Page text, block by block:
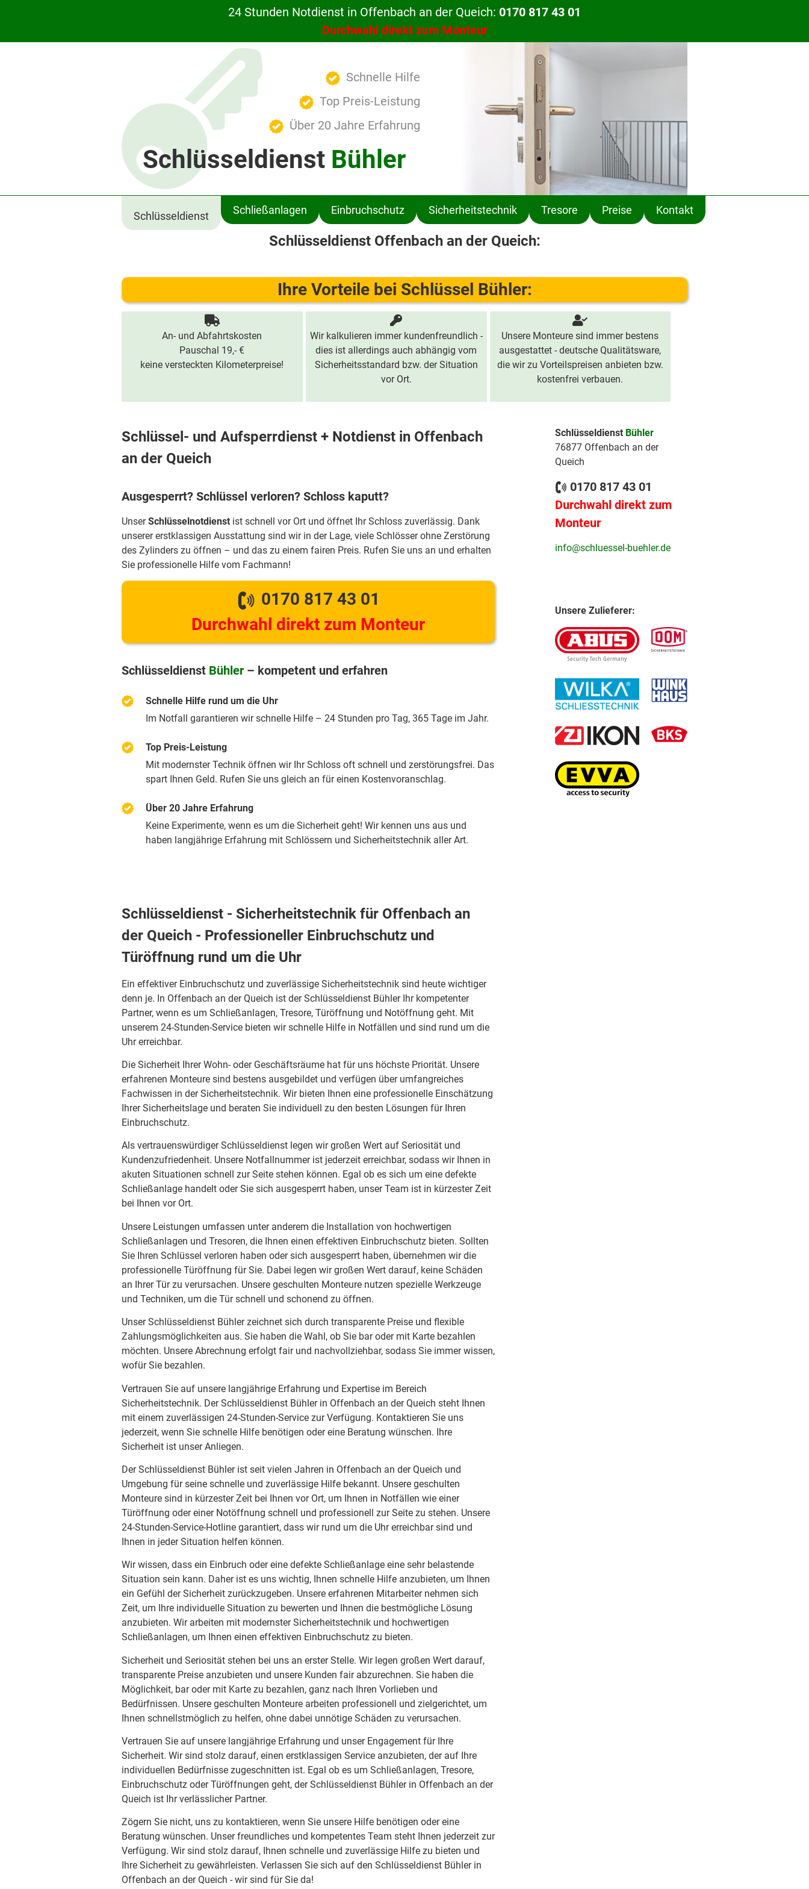
24 Stunden Notdienst in Offenbach an der Queich: 0170 817 43 01
Durchwahl direkt zum Monteur
Schnelle Hilfe
Top Preis-Leistung
Über 20 Jahre Erfahrung
Schlüsseldienst Bühler
Schlüsseldienst Schließanlagen Einbruchschutz Sicherheitstechnik Tresore Preise Kontakt
Schlüsseldienst Offenbach an der Queich:
Ihre Vorteile bei Schlüssel Bühler:
An- und Abfahrtskosten
Pauschal 19,- €
keine versteckten Kilometerpreise!
Wir kalkulieren immer kundenfreundlich -
dies ist allerdings auch abhängig vom
Sicherheitsstandard bzw. der Situation
vor Ort.
Unsere Monteure sind immer bestens
ausgestattet - deutsche Qualitätsware,
die wir zu Vorteilspreisen anbieten bzw.
kostenfrei verbauen.
Schlüssel- und Aufsperrdienst + Notdienst in Offenbach
an der Queich
Ausgesperrt? Schlüssel verloren? Schloss kaputt?
UnserSchlüsselnotdienst ist schnell vor Ort und öffnet Ihr Schloss zuverlässig. Dank
unserer erstklassigen Ausstattung sind wir in der Lage, viele Schlösser ohne Zerstörung
des Zylinders zu öffnen – und das zu einem fairen Preis. Rufen Sie uns an und erhalten
Sie professionelle Hilfe vom Fachmann!
0170 817 43 01
Durchwahl direkt zum Monteur
Schlüsseldienst Bühler – kompetent und erfahren
Schnelle Hilfe rund um die Uhr
Im Notfall garantieren wir schnelle Hilfe – 24 Stunden pro Tag, 365 Tage im Jahr.
Top Preis-Leistung
Mit modernster Technik öffnen wir Ihr Schloss oft schnell und zerstörungsfrei. Das
spart Ihnen Geld. Rufen Sie uns gleich an für einen Kostenvoranschlag.
Über 20 Jahre Erfahrung
Keine Experimente, wenn es um die Sicherheit geht! Wir kennen uns aus und
haben langjährige Erfahrung mit Schlössern und Sicherheitstechnik aller Art.
Schlüsseldienst - Sicherheitstechnik für Offenbach an
der Queich - Professioneller Einbruchschutz und
Türöffnung rund um die Uhr
Ein effektiver Einbruchschutz und zuverlässige Sicherheitstechnik sind heute wichtiger
denn je. In Offenbach an der Queich ist der Schlüsseldienst Bühler Ihr kompetenter
Partner, wenn es um Schließanlagen, Tresore, Türöffnung und Notöffnung geht. Mit
unserem 24-Stunden-Service bieten wir schnelle Hilfe in Notfällen und sind rund um die
Uhr erreichbar.
Die Sicherheit Ihrer Wohn- oder Geschäftsräume hat für uns höchste Priorität. Unsere
erfahrenen Monteure sind bestens ausgebildet und verfügen über umfangreiches
Fachwissen in der Sicherheitstechnik. Wir bieten Ihnen eine professionelle Einschätzung
Ihrer Sicherheitslage und beraten Sie individuell zu den besten Lösungen für Ihren
Einbruchschutz.
Als vertrauenswürdiger Schlüsseldienst legen wir großen Wert auf Seriosität und
Kundenzufriedenheit. Unsere Notfallnummer ist jederzeit erreichbar, sodass wir Ihnen in
akuten Situationen schnell zur Seite stehen können. Egal ob es sich um eine defekte
Schließanlage handelt oder Sie sich ausgesperrt haben, unser Team ist in kürzester Zeit
bei Ihnen vor Ort.
Unsere Leistungen umfassen unter anderem die Installation von hochwertigen
Schließanlagen und Tresoren, die Ihnen einen effektiven Einbruchschutz bieten. Sollten
Sie Ihren Schlüssel verloren haben oder sich ausgesperrt haben, übernehmen wir die
professionelle Türöffnung für Sie. Dabei legen wir großen Wert darauf, keine Schäden
an Ihrer Tür zu verursachen. Unsere geschulten Monteure nutzen spezielle Werkzeuge
und Techniken, um die Tür schnell und schonend zu öffnen.
Unser Schlüsseldienst Bühler zeichnet sich durch transparente Preise und flexible
Zahlungsmöglichkeiten aus. Sie haben die Wahl, ob Sie bar oder mit Karte bezahlen
möchten. Unsere Abrechnung erfolgt fair und nachvollziehbar, sodass Sie immer wissen,
wofür Sie bezahlen.
Vertrauen Sie auf unsere langjährige Erfahrung und Expertise im Bereich
Sicherheitstechnik. Der Schlüsseldienst Bühler in Offenbach an der Queich steht Ihnen
mit einem zuverlässigen 24-Stunden-Service zur Verfügung. Kontaktieren Sie uns
jederzeit, wenn Sie schnelle Hilfe benötigen oder eine Beratung wünschen. Ihre
Sicherheit ist unser Anliegen.
Der Schlüsseldienst Bühler ist seit vielen Jahren in Offenbach an der Queich und
Umgebung für seine schnelle und zuverlässige Hilfe bekannt. Unsere geschulten
Monteure sind in kürzester Zeit bei Ihnen vor Ort, um Ihnen in Notfällen wie einer
Türöffnung oder einer Notöffnung schnell und professionell zur Seite zu stehen. Unsere
24-Stunden-Service-Hotline garantiert, dass wir rund um die Uhr erreichbar sind und
Ihnen in jeder Situation helfen können.
Wir wissen, dass ein Einbruch oder eine defekte Schließanlage eine sehr belastende
Situation sein kann. Daher ist es uns wichtig, Ihnen schnelle Hilfe anzubieten, um Ihnen
ein Gefühl der Sicherheit zurückzugeben. Unsere erfahrenen Mitarbeiter nehmen sich
Zeit, um Ihre individuelle Situation zu bewerten und Ihnen die bestmögliche Lösung
anzubieten. Wir arbeiten mit modernster Sicherheitstechnik und hochwertigen
Schließanlagen, um Ihnen einen effektiven Einbruchschutz zu bieten.
Sicherheit und Seriosität stehen bei uns an erster Stelle. Wir legen großen Wert darauf,
transparente Preise anzubieten und unsere Kunden fair abzurechnen. Sie haben die
Möglichkeit, bar oder mit Karte zu bezahlen, ganz nach Ihren Vorlieben und
Bedürfnissen. Unsere geschulten Monteure arbeiten professionell und zielgerichtet, um
Ihnen schnellstmöglich zu helfen, ohne dabei unnötige Schäden zu verursachen.
Vertrauen Sie auf unsere langjährige Erfahrung und unser Engagement für Ihre
Sicherheit. Wir sind stolz darauf, einen erstklassigen Service anzubieten, der auf Ihre
individuellen Bedürfnisse zugeschnitten ist. Egal ob es um Schließanlagen, Tresore,
Einbruchschutz oder Türöffnungen geht, der Schlüsseldienst Bühler in Offenbach an der
Queich ist Ihr verlässlicher Partner.
Zögern Sie nicht, uns zu kontaktieren, wenn Sie unsere Hilfe benötigen oder eine
Beratung wünschen. Unser freundliches und kompetentes Team steht Ihnen jederzeit zur
Verfügung. Wir sind stolz darauf, Ihnen schnelle und zuverlässige Hilfe zu bieten und
Ihre Sicherheit zu gewährleisten. Verlassen Sie sich auf den Schlüsseldienst Bühler in
Offenbach an der Queich - wir sind für Sie da!
Schlüsseldienst Bühler
76877 Offenbach an der
Queich
0170 817 43 01
Durchwahl direkt zum
Monteur
info@schluessel-buehler.de
Unsere Zulieferer: